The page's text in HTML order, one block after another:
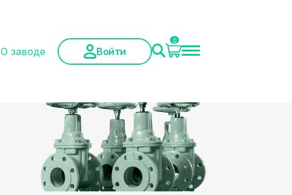
О заводе Войти
0